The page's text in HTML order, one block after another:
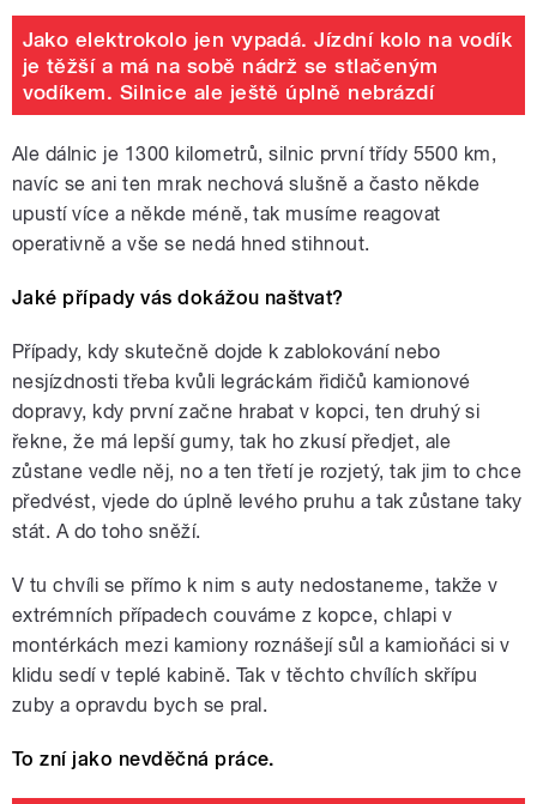
Jako elektrokolo jen vypadá. Jízdní kolo na vodík
je těžší a má na sobě nádrž se stlačeným
vodíkem. Silnice ale ještě úplně nebrázdí
Ale dálnic je 1300 kilometrů, silnic první třídy 5500 km,
navíc se ani ten mrak nechová slušně a často někde
upustí více a někde méně, tak musíme reagovat
operativně a vše se nedá hned stihnout.
Jaké případy vás dokážou naštvat?
Případy, kdy skutečně dojde k zablokování nebo
nesjízdnosti třeba kvůli legráckám řidičů kamionové
dopravy, kdy první začne hrabat v kopci, ten druhý si
řekne, že má lepší gumy, tak ho zkusí předjet, ale
zůstane vedle něj, no a ten třetí je rozjetý, tak jim to chce
předvést, vjede do úplně levého pruhu a tak zůstane taky
stát. A do toho sněží.
V tu chvíli se přímo k nim s auty nedostaneme, takže v
extrémních případech couváme z kopce, chlapi v
montérkách mezi kamiony roznášejí sůl a kamioňáci si v
klidu sedí v teplé kabině. Tak v těchto chvílích skřípu
zuby a opravdu bych se pral.
To zní jako nevděčná práce.